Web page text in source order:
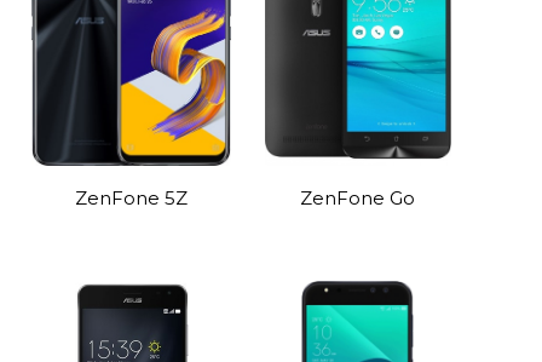
ZenFone 5Z ZenFone Go